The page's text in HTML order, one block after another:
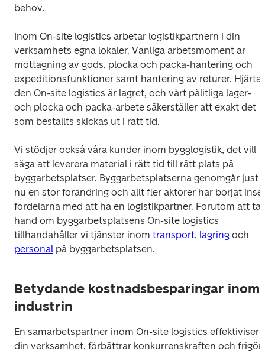
behov.
Inom On-site logistics arbetar logistikpartnern i din
verksamhets egna lokaler. Vanliga arbetsmoment är
mottagning av gods, plocka och packa-hantering och
expeditionsfunktioner samt hantering av returer.
den On-site logistics är lagret, och vårt pålitliga lager-
och plocka och packa-arbete säkerställer att exakt det
som beställts skickas ut i rätt tid.
Vi stödjer också våra kunder inom bygglogistik, det vill
säga att leverera material i rätt tid till rätt plats på
byggarbetsplatser. Byggarbetsplatserna genomgår just
nu en stor förändring och allt fler aktörer har börjat inse
fördelarna med att ha en logistikpartner. Förutom att ta
hand om byggarbetsplatsens On-site logistics
tillhandahåller vi tjänster inom transport, lagring
personal på byggarbetsplatsen.
Betydande kostnadsbesparingar inom
industrin
En samarbetspartner inom On-site logistics
din verksamhet, förbättrar konkurrenskraften och frigör